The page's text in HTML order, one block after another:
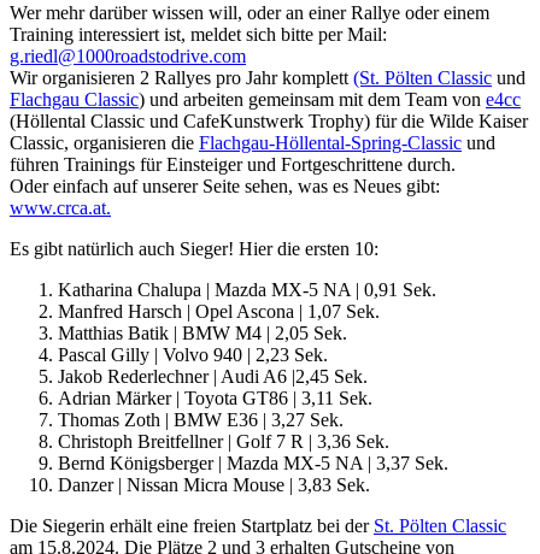
Wer mehr darüber wissen will, oder an einer Rallye oder einem
Training interessiert ist, meldet sich bitte per Mail:
g.riedl@1000roadstodrive.com
Wir organisieren 2 Rallyes pro Jahr komplett (St. Pölten Classic und
Flachgau Classic) und arbeiten gemeinsam mit dem Team von e4cc
(Höllental Classic und CafeKunstwerk Trophy) für die Wilde Kaiser
Classic, organisieren die Flachgau-Höllental-Spring-Classic und
führen Trainings für Einsteiger und Fortgeschrittene durch.
Oder einfach auf unserer Seite sehen, was es Neues gibt:
www.crca.at.
Es gibt natürlich auch Sieger! Hier die ersten 10:
Katharina Chalupa | Mazda MX-5 NA | 0,91 Sek.
Manfred Harsch | Opel Ascona | 1,07 Sek.
Matthias Batik | BMW M4 | 2,05 Sek.
Pascal Gilly | Volvo 940 | 2,23 Sek.
Jakob Rederlechner | Audi A6 |2,45 Sek.
Adrian Märker | Toyota GT86 | 3,11 Sek.
Thomas Zoth | BMW E36 | 3,27 Sek.
Christoph Breitfellner | Golf 7 R | 3,36 Sek.
Bernd Königsberger | Mazda MX-5 NA | 3,37 Sek.
Danzer | Nissan Micra Mouse | 3,83 Sek.
Die Siegerin erhält eine freien Startplatz bei der St. Pölten Classic
am 15.8.2024. Die Plätze 2 und 3 erhalten Gutscheine von